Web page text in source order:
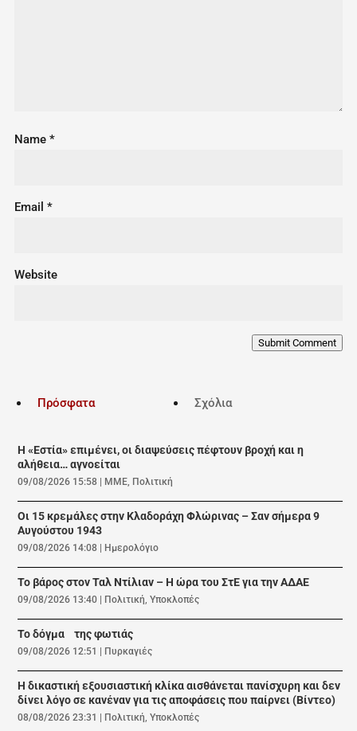
Name *
Email *
Website
Submit Comment
Πρόσφατα Σχόλια
Η «Εστία» επιμένει, οι διαψεύσεις πέφτουν βροχή και η
αλήθεια… αγνοείται
09/08/2026 15:58 ΜΜΕ, Πολιτική
Οι 15 κρεμάλες στην Κλαδοράχη Φλώρινας – Σαν σήμερα 9
Αυγούστου 1943
09/08/2026 14:08 Ημερολόγιο
Το βάρος στον Ταλ Ντίλιαν – Η ώρα του ΣτΕ για την ΑΔΑΕ
09/08/2026 13:40 Πολιτική,Υποκλοπές
Το δόγμα της φωτιάς
09/08/2026 12:51 Πυρκαγιές
Η δικαστική εξουσιαστική κλίκα αισθάνεται πανίσχυρη και δεν
δίνει λόγο σε κανέναν για τις αποφάσεις που παίρνει (Βίντεο)
08/08/2026 23:31 Πολιτική,Υποκλοπές